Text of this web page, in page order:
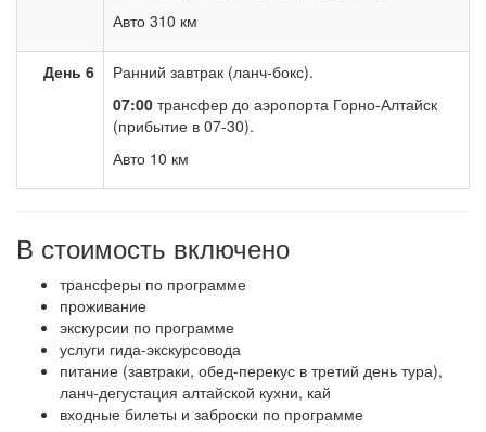
Авто 310 км
День 6
Ранний завтрак (ланч-бокс).
07:00 трансфер до аэропорта Горно-Алтайск
(прибытие в 07-30).
Авто 10 км
В стоимость включено
трансферы по программе
проживание
экскурсии по программе
услуги гида-экскурсовода
питание (завтраки, обед-перекус в третий день тура),
ланч-дегустация алтайской кухни, кай
входные билеты и заброски по программе